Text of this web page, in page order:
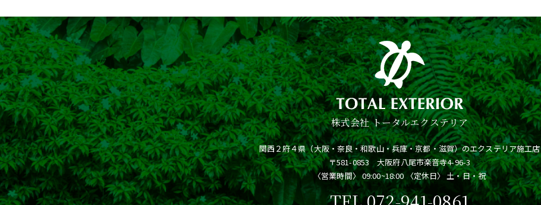
株式会社 トータルエクステリア
関西２府４県（大阪・奈良・和歌山・兵庫・京都・滋賀）のエクステリア施工店
〒581-0853 大阪府八尾市楽音寺4-96-3
〈営業時間〉 09:00~18:00 〈定休日〉 土・日・祝